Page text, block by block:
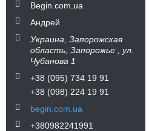
Begin.com.ua
Андрей
Украина Запорожская
область Запорожье
ул.
Чубанова 1
+38 (095) 734 19 91
+38 (098) 224 19 91
begin.com.ua
+380982241991